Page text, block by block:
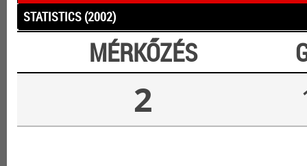
STATISTICS (2002)
MÉRKŐZÉS
2